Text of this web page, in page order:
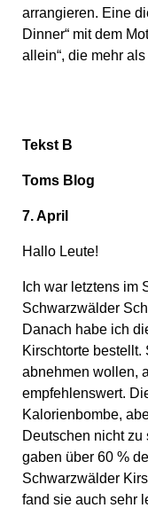
arrangieren. Eine
Dinner“ mit dem
allein“, die mehr
Tekst B
Toms Blog
7. April
Hallo Leute!
Ich war letztens im
Schwarzwälder
Danach habe ich
Kirschtorte
abnehmen wollen,
empfehlenswert.
Kalorienbombe,
Deutschen nicht
gaben über 60 %
Schwarzwälder
fand sie auch sehr